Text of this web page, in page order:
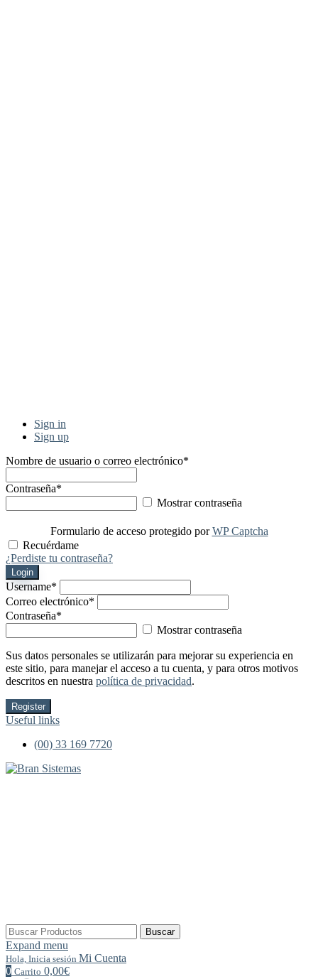
Sign in
Sign up
Nombre de usuario o correo electrónico*
Contraseña*
Mostrar contraseña
Formulario de acceso protegido porWP Captcha
Recuérdame
¿Perdiste tu contraseña?
Login
Username*
Correo electrónico*
Contraseña*
Mostrar contraseña
Sus datos personales se utilizarán para mejorar su experiencia en
este sitio, para manejar el acceso a tu cuenta, y para otros motivos
descritos en nuestra política de privacidad.
Register
Useful links
(00) 33 169 7720
Buscar
por:
Buscar
Expand menu
Hola, Inicia sesión Mi Cuenta
0 Carrito 0,00€